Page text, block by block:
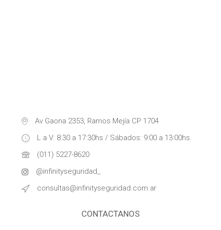
CONTACTANOS
Av Gaona 2353, Ramos Mejía CP 1704
L a V: 8:30 a 17:30hs / Sábados: 9:00 a 13:00hs.
(011) 5227-8620
@infinityseguridad_
consultas@infinityseguridad.com.ar